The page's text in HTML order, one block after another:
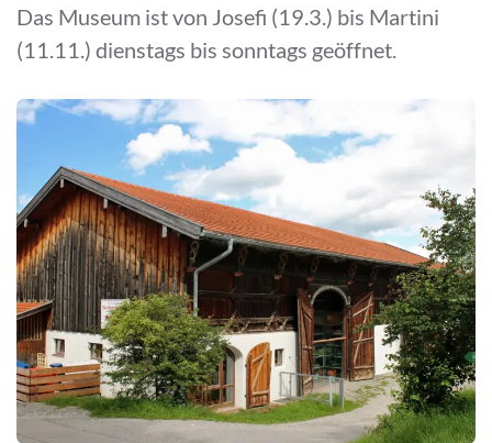
Das Museum ist von Josefi (19.3.) bis Martini
(11.11.) dienstags bis sonntags geöffnet.